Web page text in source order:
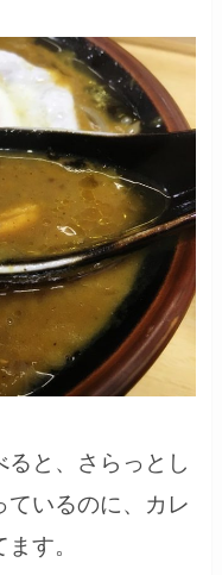
と、さらっとし
ているのに、カレ
す。